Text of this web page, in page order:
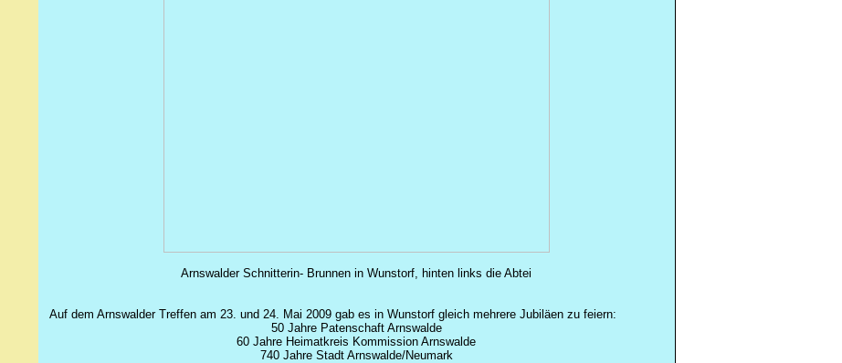
Arnswalder Schnitterin- Brunnen in Wunstorf, hinten links die Abtei
Auf dem Arnswalder Treffen am 23. und 24. Mai 2009 gab es in Wunstorf gleich mehrere Jubiläen zu feiern:
50 Jahre Patenschaft Arnswalde
60 Jahre Heimatkreis Kommission Arnswalde
740 Jahre Stadt Arnswalde/Neumark